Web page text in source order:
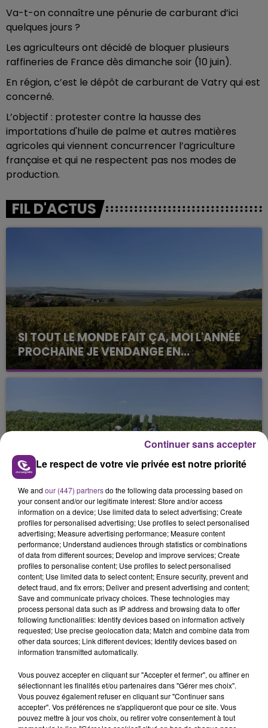
Va-t-on connaître une pénurie de carburant d’ici
quelques jours ?
Les agriculteurs ont décidé de bloquer plusieurs
raffineries de France dès dimanche soir (10 juin).
En région, c’est le dépôt de carburant de Vatry qui est
concerné.
L’objectif : protester contre la hausse des
importations d'huile de palme et autres matières
agricoles qui viennent concurrencer l’agriculture
française et qui ne respectent pas nos modes de
production.
FIL D'ACTUS
SI TOUT LE MONDE FAIT ÇA, MOI L'ANNÉE
PROCHAINE JE VENDANGE EN...
La vendange en Champagne a débuté ce jeudi 6
août dans la commune de Montgueux (Aube). Du
L'INSPECTION DU TRAVAIL RAPPELLE À
L'ORDRE SUR LES CONDITIONS DE...
Alors que les dates de début des vendange 2026
s'est avéré être plus précoce que prévu,
l'inspection du Travail en profite pour rappeler
les conditions de...
TITRES DIFFUSÉS
5h06
5h06
CHRISTOPHE MAE
La Lune
5h03
5h03
GNARLS BARKLEY
Crazy
Le respect de votre vie privée est notre priorité
We and our (447) partnersdo the following data processing based on
your consent and/or our legitimate interest: Store and/or access
information on a device; Use limited data to select advertising; Create
profiles for personalised advertising; Use profiles to select personalised
advertising; Measure advertising performance; Measure content
performance; Understand audiences through statistics or combinations
of data from different sources; Develop and improve services; Create
profiles to personalise content; Use profiles to select personalised
content; Use limited data to select content; Ensure security, prevent and
detect fraud, and fix errors; Deliver and present advertising and content;
Save and communicate privacy choices. These technologies may
process personal data such as IP address and browsing data to offer
following functionalities: Identify devices based on information actively
requested; Use precise geolocation data; Match and combine data from
other data sources; Link different devices; Identify devices based on
information transmitted automatically.
Vous pouvez accepter en cliquant sur "Accepter et fermer", ou affiner en
sélectionnant les finalités et/ou partenaires dans "Gérer mes choix".
Vous pouvez également refuser en cliquant sur "Continuer sans
accepter". Vos préférences ne s'appliqueront que pour ce site. Vous
pouvez mettre à jour vos choix, ou retirer votre consentement à tout
Continuer sans accepter